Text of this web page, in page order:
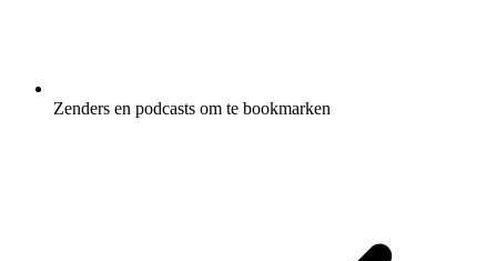
Zenders en podcasts om te bookmarken